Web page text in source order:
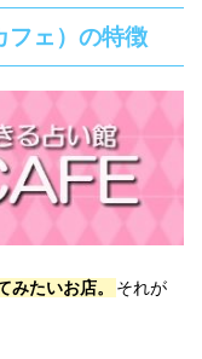
フェ）の特徴
たいお店。
それが